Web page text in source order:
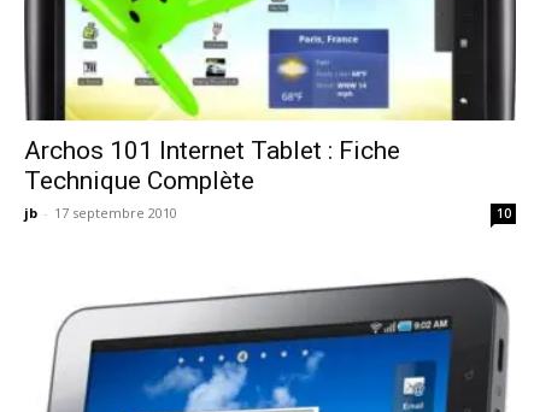
Archos 101 Internet Tablet : Fiche
Technique Complète
jb - 17 septembre 2010 10